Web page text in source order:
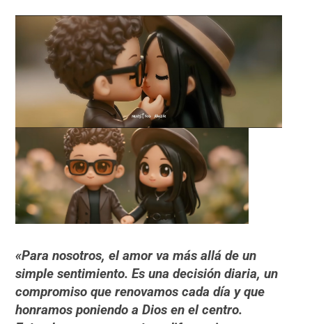
«Para nosotros, el amor va más allá de un
simple sentimiento. Es una decisión diaria, un
compromiso que renovamos cada día y que
honramos poniendo a Dios en el centro.